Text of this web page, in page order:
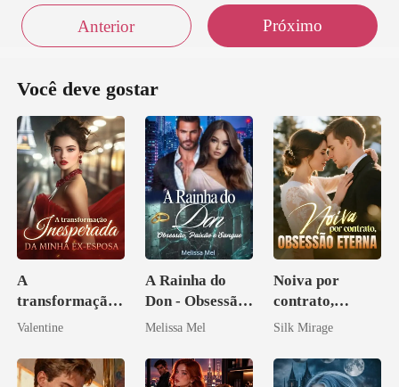
Anterior Próximo
Você deve gostar
A
transformação
inesperada da
esposa
Valentine
A Rainha do
Don - Obsessão,
Paixão e Sangue
Melissa Mel
Noiva por
contrato,
obsessão eterna
Silk Mirage